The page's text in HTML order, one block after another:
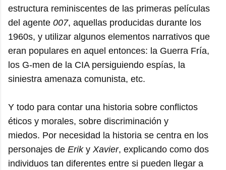
estructura reminiscentes de las primeras películas
del agente 007, aquellas producidas durante los
1960s, y utilizar algunos elementos narrativos que
eran populares en aquel entonces: la Guerra Fría,
los G-men de la CIA persiguiendo espías, la
siniestra amenaza comunista, etc.
Y todo para contar una historia sobre conflictos
éticos y morales, sobre discriminación y
miedos. Por necesidad la historia se centra en los
personajes de Eriky Xavier, explicando como dos
individuos tan diferentes entre si pueden llegar a